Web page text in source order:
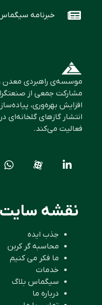
خبرنامه
موسسه‌ی راهبردی معدن
مشارکت جمعی از
افزایش بهره‌وری،
انتشار گازهای گلخانه‌ای
فعالیت می‌کند.
نقشه سایت
جذب ایده
محاسبه گر کربن
ما فکر می کنیم
خدمات
سیگماس بلاگ
درباره ما